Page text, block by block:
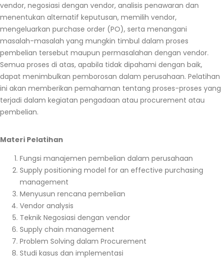
vendor, negosiasi dengan vendor, analisis penawaran dan
menentukan alternatif keputusan, memilih vendor,
mengeluarkan purchase order (PO), serta menangani
masalah-masalah yang mungkin timbul dalam proses
pembelian tersebut maupun permasalahan dengan vendor.
Semua proses di atas, apabila tidak dipahami dengan baik,
dapat menimbulkan pemborosan dalam perusahaan. Pelatihan
ini akan memberikan pemahaman tentang proses-proses yang
terjadi dalam kegiatan pengadaan atau procurement atau
pembelian.
Materi Pelatihan
Fungsi manajemen pembelian dalam perusahaan
Supply positioning model for an effective purchasing
management
Menyusun rencana pembelian
Vendor analysis
Teknik Negosiasi dengan vendor
Supply chain management
Problem Solving dalam Procurement
Studi kasus dan implementasi